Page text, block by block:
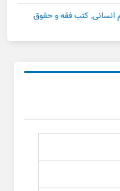
انسانی,کتب فقه و حقوق